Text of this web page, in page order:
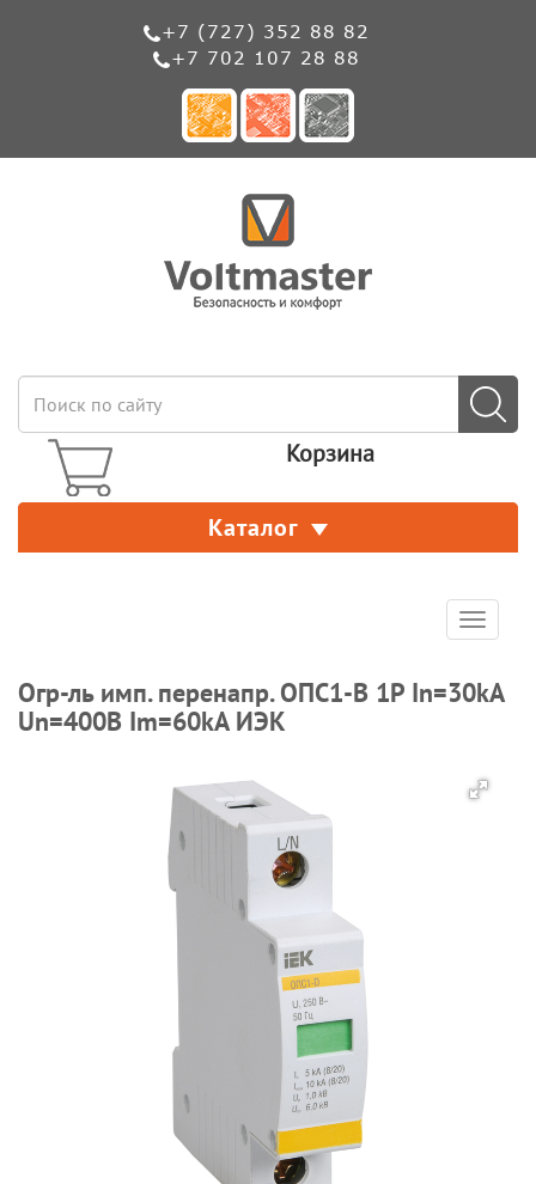
+7 (727) 352 88 82
+7 702 107 28 88
Корзина
Каталог
Toggle
Огр-ль имп. перенапр. ОПС1-B 1Р In=30kA
Un=400B Im=60kA ИЭК